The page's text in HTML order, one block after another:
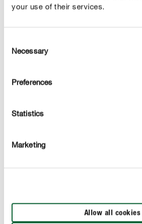
your use of their services.
Selection
Necessary
Preferences
Statistics
Marketing
Allow all cookies
nagyon gyorsan csökkenti a
bármelyik gyepen
korai vetés: már 5 ° C
kiváló minőségű, egyedi
minőségi vetőmag és innovatív
biztonságos és gyors csírázást
a magok egyedi zöld színe
növényevő madaraktól, mert
tápláléknak a magokat